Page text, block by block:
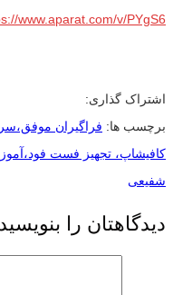
www.aparat.com/v/PYgS6
اشتراک گذاری:
برچسب ها: فراگیران
کافیشاپ، تجهیز فست
شفیعی
دیدگاهتان را بنویسید